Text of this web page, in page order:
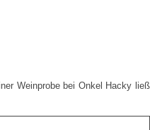
Weinprobe bei Onkel Hacky ließ